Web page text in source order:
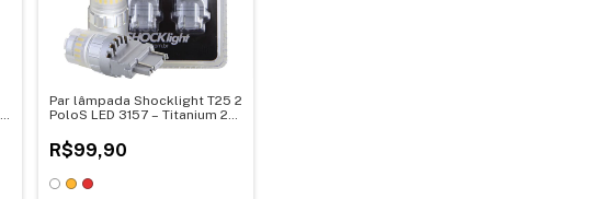
Par lâmpada Shocklight T25 2
PoloS LED 3157 – Titanium 23
R$99,90